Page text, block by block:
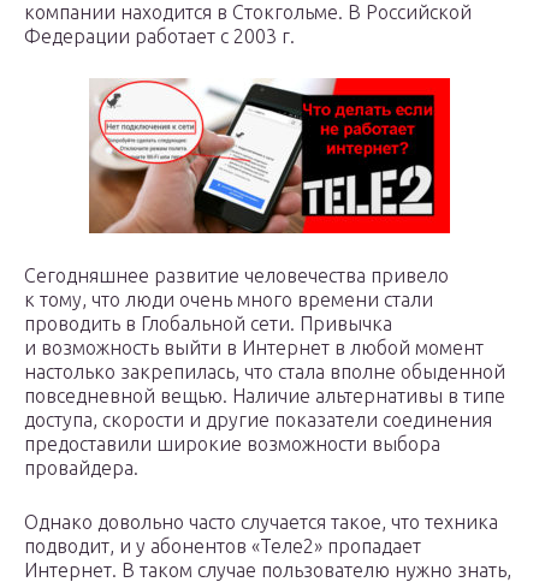
компании находится в Стокгольме. В Российской
Федерации работает с 2003 г.
Сегодняшнее развитие человечества привело
к тому, что люди очень много времени стали
проводить в Глобальной сети. Привычка
и возможность выйти в Интернет в любой момент
настолько закрепилась, что стала вполне обыденной
повседневной вещью. Наличие альтернативы в типе
доступа, скорости и другие показатели соединения
предоставили широкие возможности выбора
провайдера.
Однако довольно часто случается такое, что техника
подводит, и у абонентов «Теле2» пропадает
Интернет. В таком случае пользователю нужно знать,